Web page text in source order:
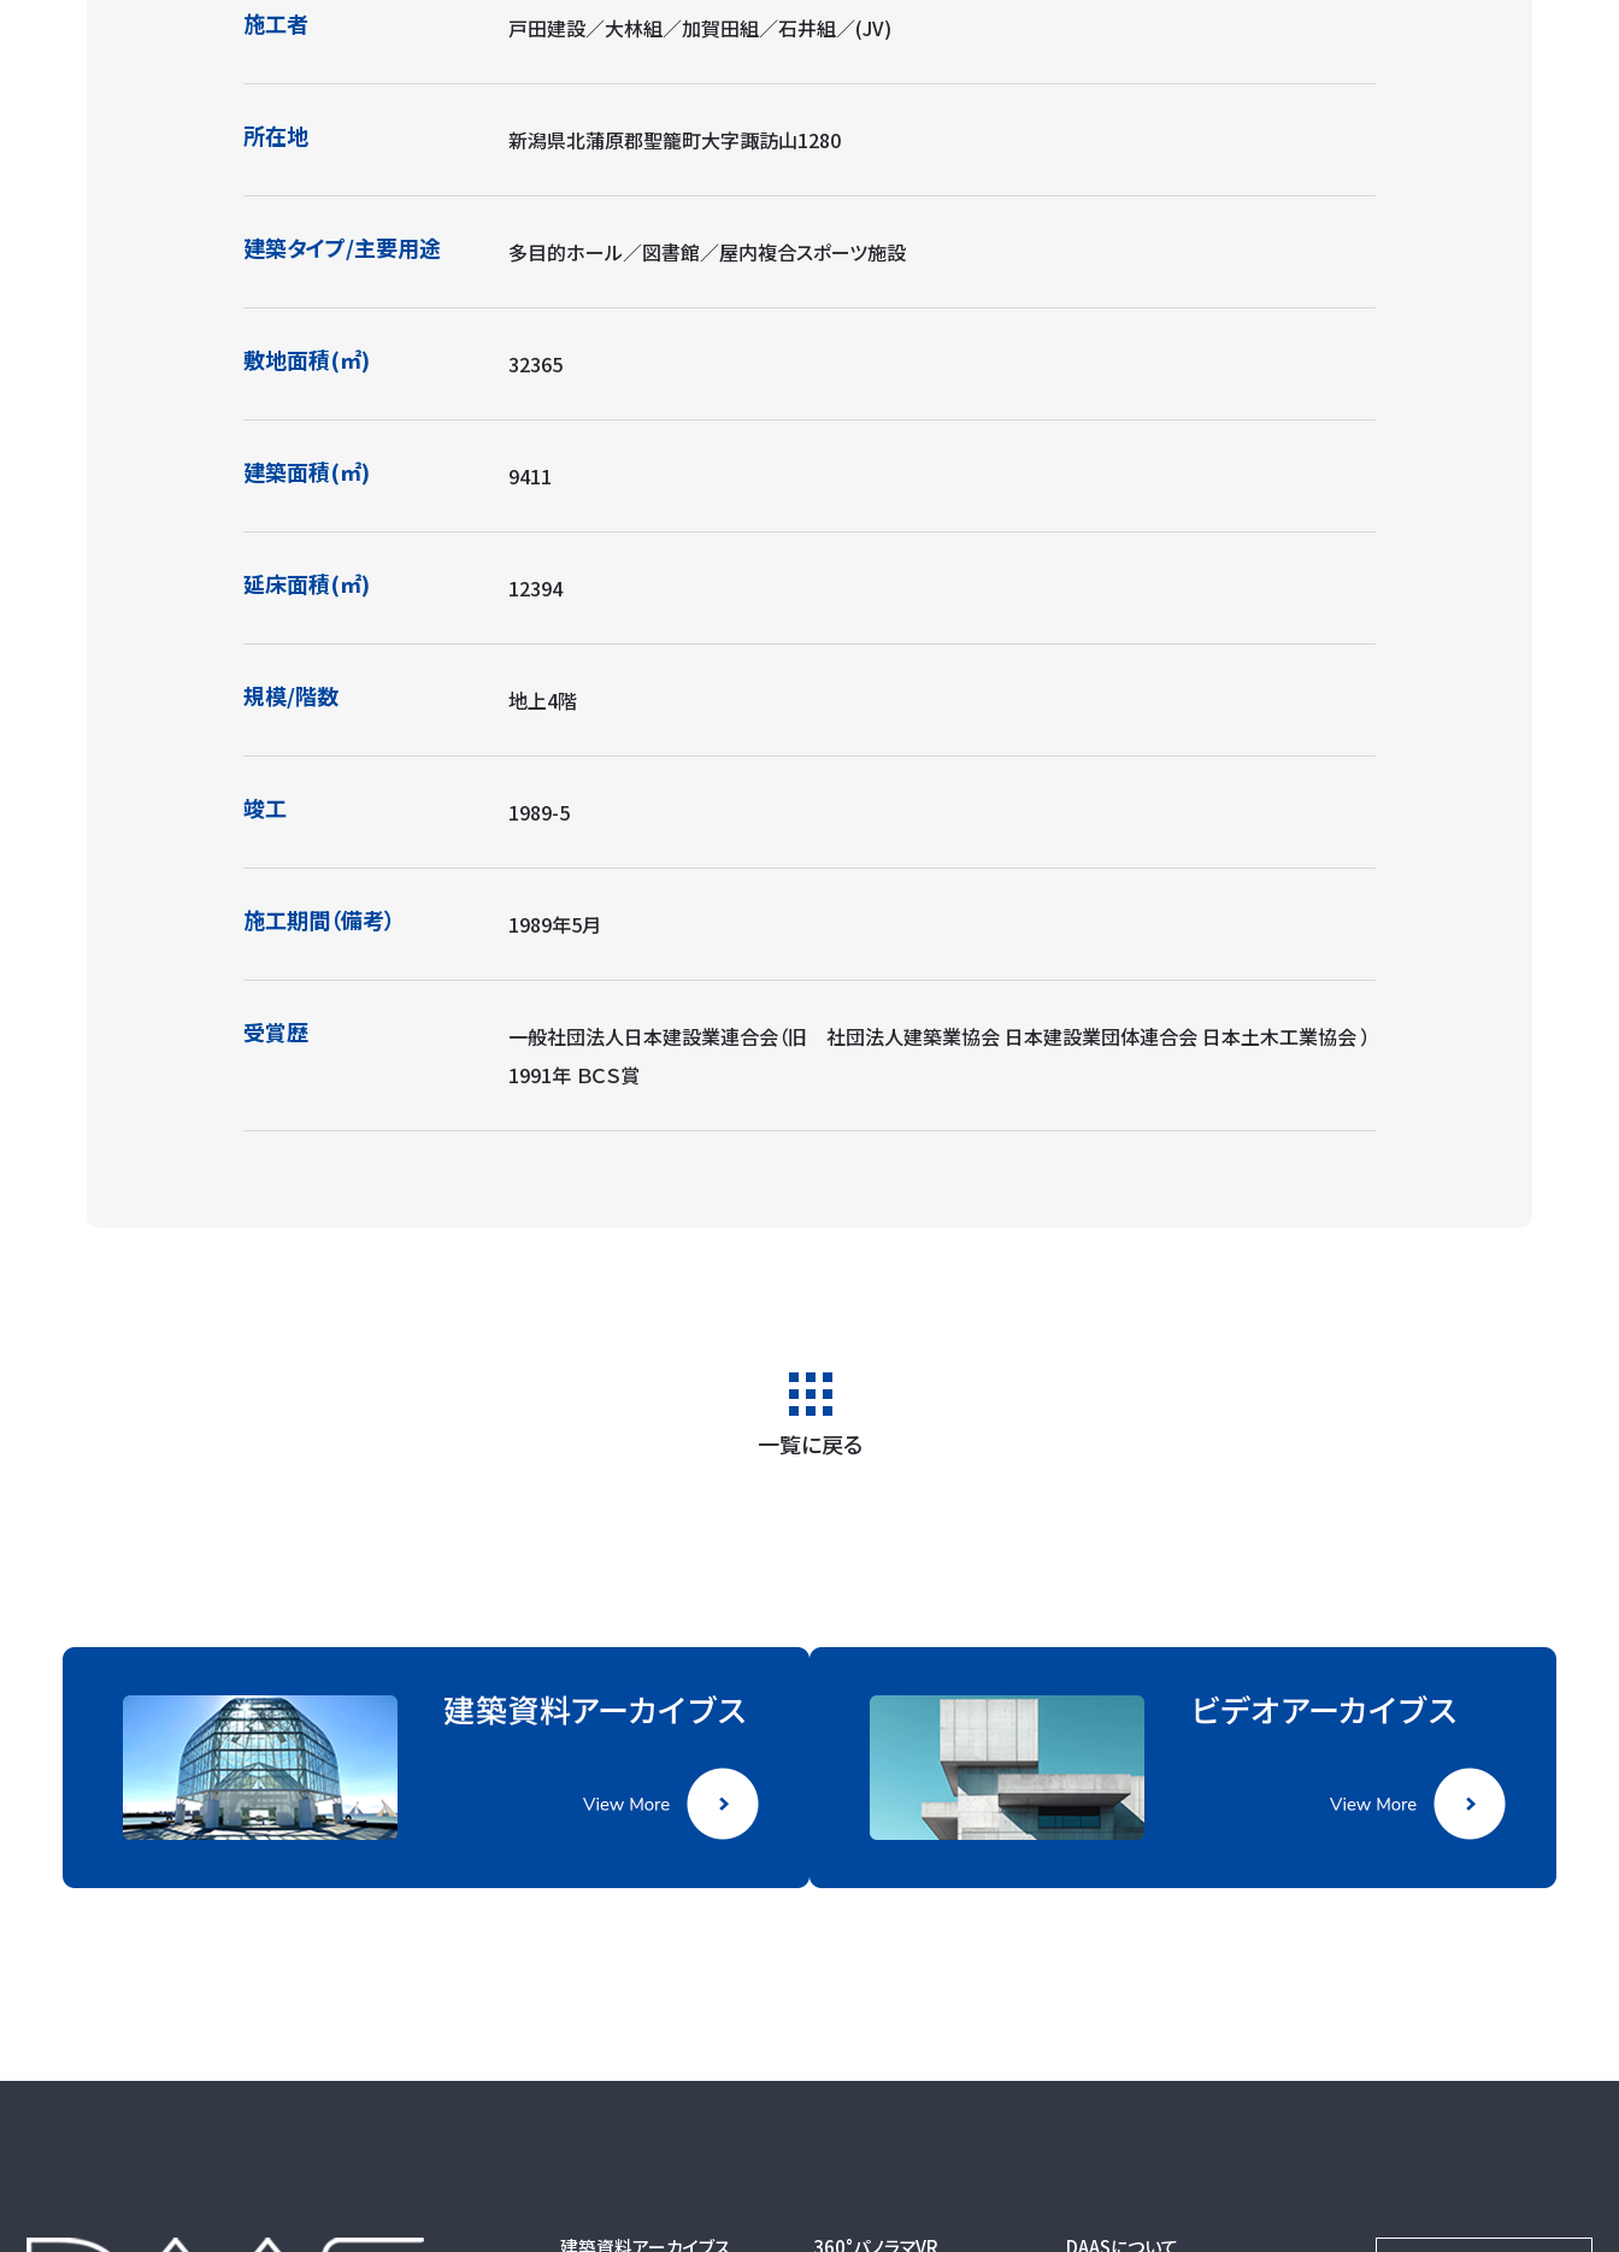
施工者 戸田建設／大林組／加賀田組／石井組／(JV)
所在地 新潟県北蒲原郡聖籠町大字諏訪山1280
建築タイプ/主要用途 多目的ホール／図書館／屋内複合スポーツ施設
敷地面積(㎡) 32365
建築面積(㎡) 9411
延床面積(㎡) 12394
規模/階数 地上4階
竣工 1989-5
施工期間（備考） 1989年5月
受賞歴
一般社団法人日本建設業連合会（旧 社団法人建築業協会 日本建設業団体連合会 日本土木工業協会 ）
1991年 ＢＣＳ賞
一覧に戻る
建築資料アーカイブス 360°パノラマVR DAASについて